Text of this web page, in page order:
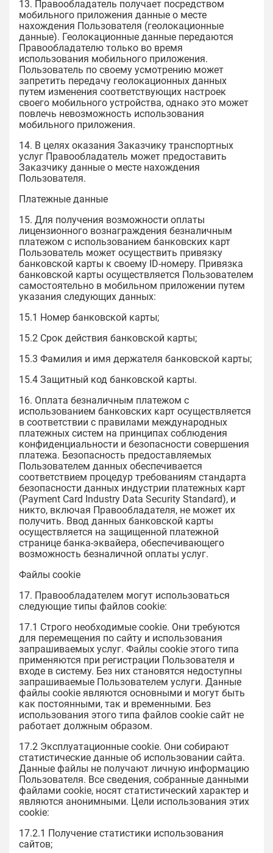
13. Правообладатель получает посредством
мобильного приложения данные о месте
нахождения Пользователя (геолокационные
данные). Геолокационные данные передаются
Правообладателю только во время
использования мобильного приложения.
Пользователь по своему усмотрению может
запретить передачу геолокационных данных
путем изменения соответствующих настроек
своего мобильного устройства, однако это может
повлечь невозможность использования
мобильного приложения.
14. В целях оказания Заказчику транспортных
услуг Правообладатель может предоставить
Заказчику данные о месте нахождения
Пользователя.
Платежные данные
15. Для получения возможности оплаты
лицензионного вознаграждения безналичным
платежом с использованием банковских карт
Пользователь может осуществить привязку
банковской карты к своему ID-номеру. Привязка
банковской карты осуществляется Пользователем
самостоятельно в мобильном приложении путем
указания следующих данных:
15.1 Номер банковской карты;
15.2 Срок действия банковской карты;
15.3 Фамилия и имя держателя банковской карты;
15.4 Защитный код банковской карты.
16. Оплата безналичным платежом с
использованием банковских карт осуществляется
в соответствии с правилами международных
платежных систем на принципах соблюдения
конфиденциальности и безопасности совершения
платежа. Безопасность предоставляемых
Пользователем данных обеспечивается
соответствием процедур требованиям стандарта
безопасности данных индустрии платежных карт
(Payment Card Industry Data Security Standard), и
никто, включая Правообладателя, не может их
получить. Ввод данных банковской карты
осуществляется на защищенной платежной
странице банка-эквайера, обеспечивающего
возможность безналичной оплаты услуг.
Файлы cookie
17. Правообладателем могут использоваться
следующие типы файлов cookie:
17.1 Строго необходимые cookie. Они требуются
для перемещения по сайту и использования
запрашиваемых услуг. Файлы cookie этого типа
применяются при регистрации Пользователя и
входе в систему. Без них становятся недоступны
запрашиваемые Пользователем услуги. Данные
файлы cookie являются основными и могут быть
как постоянными, так и временными. Без
использования этого типа файлов cookie сайт не
работает должным образом.
17.2 Эксплуатационные cookie. Они собирают
статистические данные об использовании сайта.
Данные файлы не получают личную информацию
Пользователя. Все сведения, собранные данными
файлами cookie, носят статистический характер и
являются анонимными. Цели использования этих
cookie:
17.2.1 Получение статистики использования
сайтов;